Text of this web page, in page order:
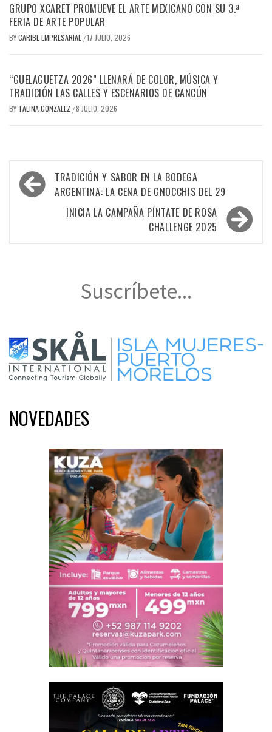
GRUPO XCARET PROMUEVE EL ARTE MEXICANO CON SU 3.ª
FERIA DE ARTE POPULAR
BYCARIBE EMPRESARIAL /17 JULIO, 2026
“GUELAGUETZA 2026” LLENARÁ DE COLOR, MÚSICA Y
TRADICIÓN LAS CALLES Y ESCENARIOS DE CANCÚN
BY TALINA GONZALEZ /8 JULIO, 2026
Navegación
de
entradas
TRADICIÓN Y SABOR EN LA BODEGA
ARGENTINA: LA CENA DE GNOCCHIS DEL 29
INICIA LA CAMPAÑA PÍNTATE DE ROSA
CHALLENGE 2025
Suscríbete...
NOVEDADES